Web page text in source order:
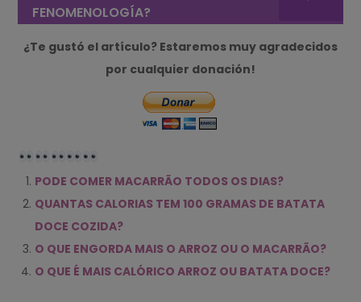
FENOMENOLOGÍA?
¿Te gustó el artículo? Estaremos muy agradecidos
por cualquier donación!
PODE COMER MACARRÃO TODOS OS DIAS?
QUANTAS CALORIAS TEM 100 GRAMAS DE BATATA
DOCE COZIDA?
O QUE ENGORDA MAIS O ARROZ OU O MACARRÃO?
O QUE É MAIS CALÓRICO ARROZ OU BATATA DOCE?